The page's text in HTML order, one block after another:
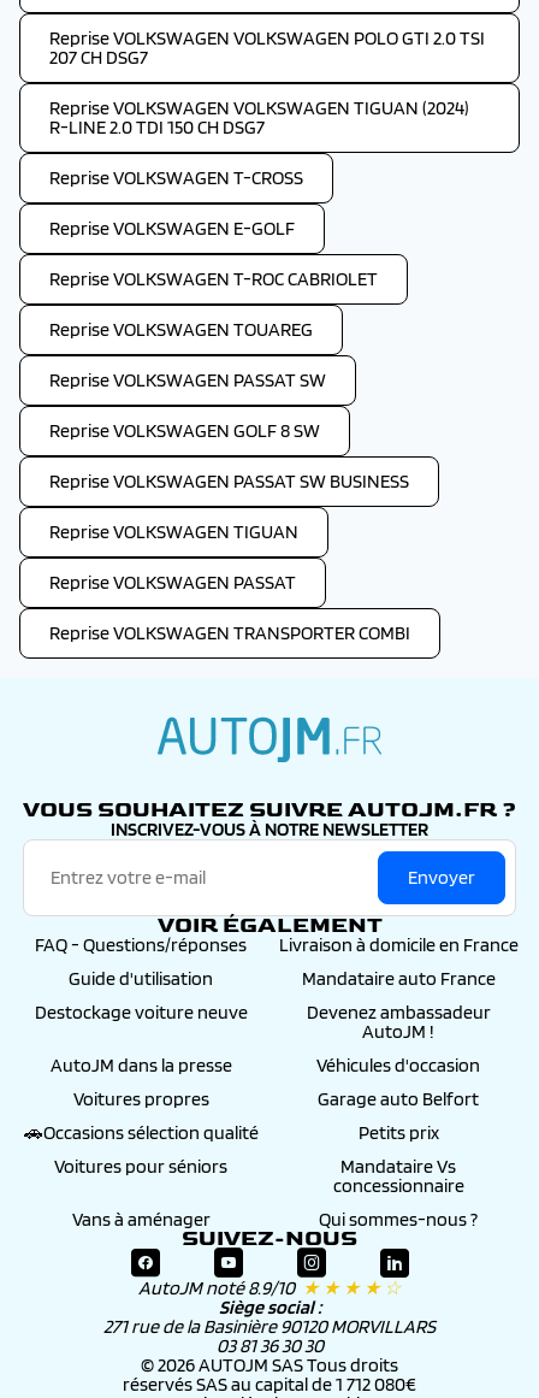
Reprise VOLKSWAGEN VOLKSWAGEN POLO GTI 2.0 TSI
207 CH DSG7
Reprise VOLKSWAGEN VOLKSWAGEN TIGUAN (2024)
R-LINE 2.0 TDI 150 CH DSG7
Reprise VOLKSWAGEN T-CROSS
Reprise VOLKSWAGEN E-GOLF
Reprise VOLKSWAGEN T-ROC CABRIOLET
Reprise VOLKSWAGEN TOUAREG
Reprise VOLKSWAGEN PASSAT SW
Reprise VOLKSWAGEN GOLF 8 SW
Reprise VOLKSWAGEN PASSAT SW BUSINESS
Reprise VOLKSWAGEN TIGUAN
Reprise VOLKSWAGEN PASSAT
Reprise VOLKSWAGEN TRANSPORTER COMBI
VOUS SOUHAITEZ SUIVRE AUTOJM.FR ?
INSCRIVEZ-VOUS À NOTRE NEWSLETTER
Envoyer
VOIR ÉGALEMENT
FAQ - Questions/réponses
Livraison à domicile en France
Guide d'utilisation
Mandataire auto France
Destockage voiture neuve
Devenez ambassadeur
AutoJM !
AutoJM dans la presse
Véhicules d'occasion
Voitures propres
Garage auto Belfort
🚗Occasions sélection qualité
Petits prix
Voitures pour séniors
Mandataire Vs
concessionnaire
Vans à aménager
Qui sommes-nous ?
SUIVEZ-NOUS
AutoJM noté 8.9/10 ★ ★ ★ ★ ☆
Siège social :
271 rue de la Basinière 90120 MORVILLARS
03 81 36 30 30
© 2026 AUTOJM SAS Tous droits
réservés SAS au capital de 1 712 080€